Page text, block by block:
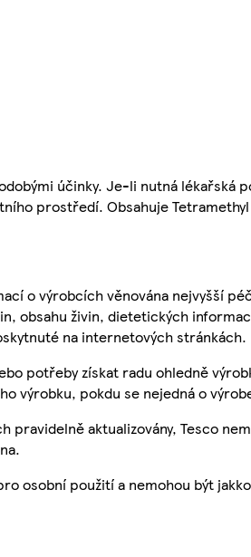
účinky. Je-li nutná
prostředí. Obsahuje
o výrobcích věnována nejvyšší
obsahu živin, dietetických
na internetových stránkách.
potřeby získat radu ohledně
výrobku, pokdu se nejedná o
pravidelně aktualizovány, Tesco
osobní použití a nemohou být